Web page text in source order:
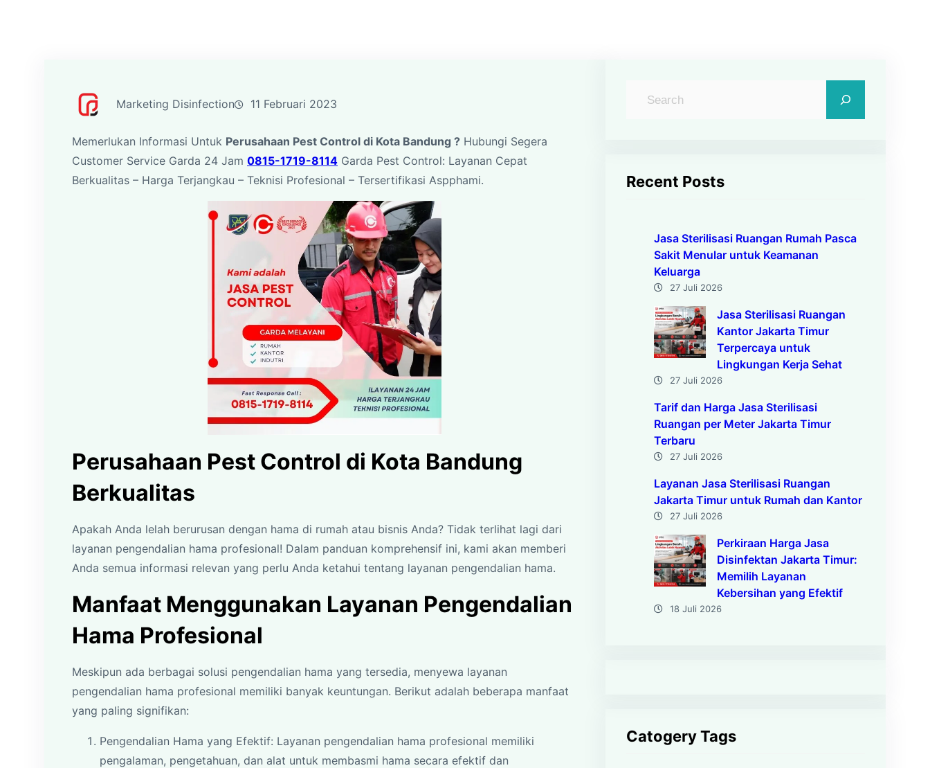
Marketing Disinfection 11 Februari 2023
Memerlukan Informasi Untuk Perusahaan Pest Control di Kota Bandung ? Hubungi Segera
Customer Service Garda 24 Jam 0815-1719-8114 Garda Pest Control: Layanan Cepat
Berkualitas – Harga Terjangkau – Teknisi Profesional – Tersertifikasi Aspphami.
Perusahaan Pest Control di Kota Bandung
Berkualitas
Apakah Anda lelah berurusan dengan hama di rumah atau bisnis Anda? Tidak terlihat lagi dari
layanan pengendalian hama profesional! Dalam panduan komprehensif ini, kami akan memberi
Anda semua informasi relevan yang perlu Anda ketahui tentang layanan pengendalian hama.
Manfaat Menggunakan Layanan Pengendalian
Hama Profesional
Meskipun ada berbagai solusi pengendalian hama yang tersedia, menyewa layanan
pengendalian hama profesional memiliki banyak keuntungan. Berikut adalah beberapa manfaat
yang paling signifikan:
Pengendalian Hama yang Efektif: Layanan pengendalian hama profesional memiliki
pengalaman, pengetahuan, dan alat untuk membasmi hama secara efektif dan
Recent Posts
Jasa Sterilisasi Ruangan Rumah Pasca
Sakit Menular untuk Keamanan
Keluarga
27 Juli 2026
Jasa Sterilisasi Ruangan
Kantor Jakarta Timur
Terpercaya untuk
Lingkungan Kerja Sehat
27 Juli 2026
Tarif dan Harga Jasa Sterilisasi
Ruangan per Meter Jakarta Timur
Terbaru
27 Juli 2026
Layanan Jasa Sterilisasi Ruangan
Jakarta Timur untuk Rumah dan Kantor
27 Juli 2026
Perkiraan Harga Jasa
Disinfektan Jakarta Timur:
Memilih Layanan
Kebersihan yang Efektif
18 Juli 2026
Catogery Tags